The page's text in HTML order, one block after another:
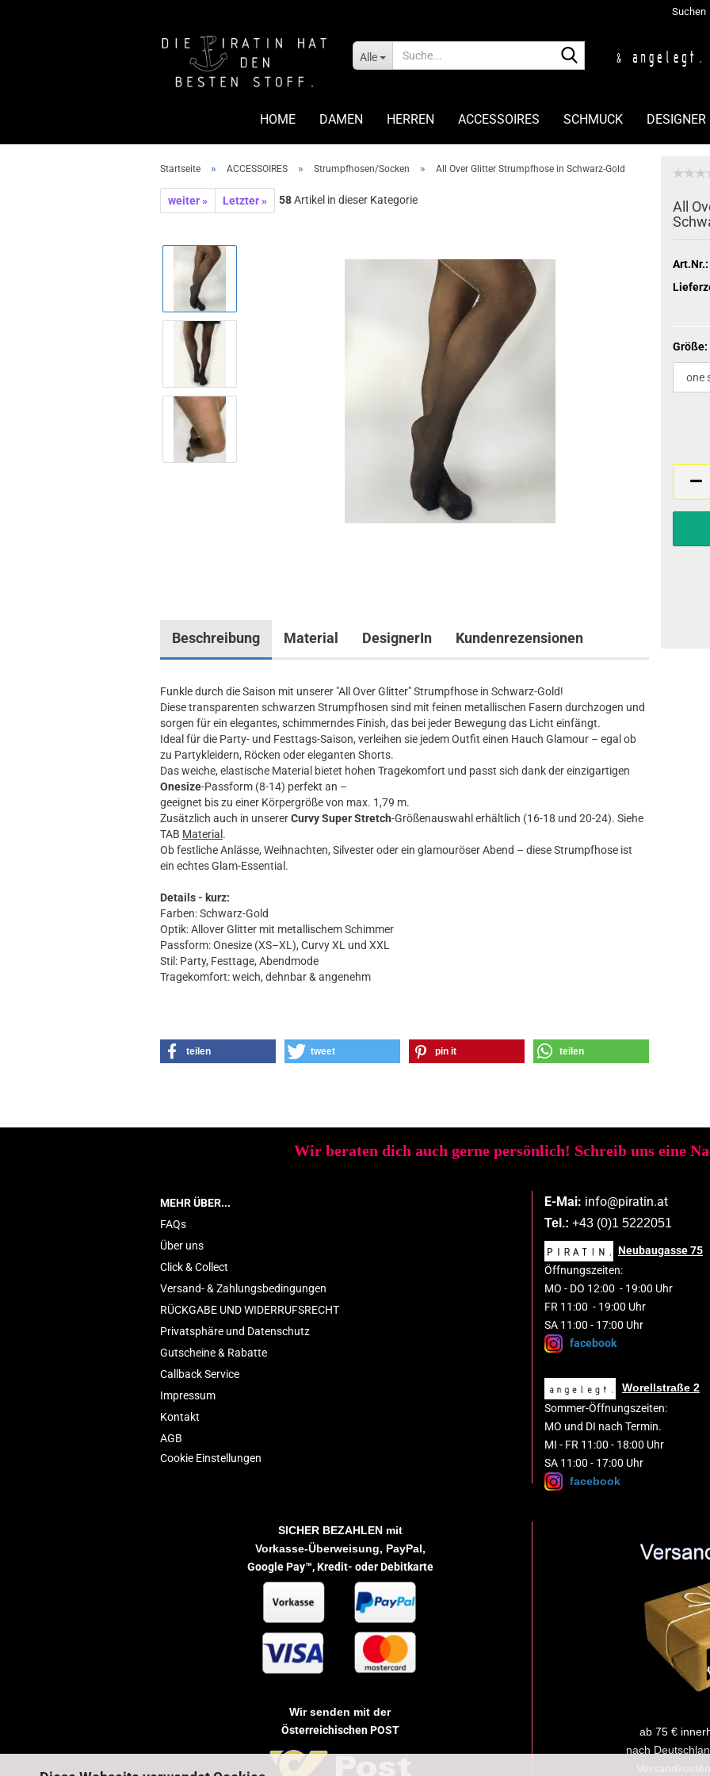
Suchen
Alle
HOME DAMEN HERREN ACCESSOIRES SCHMUCK DESIGNER
Startseite » ACCESSOIRES » Strumpfhosen/Socken » All Over Glitter Strumpfhose in Schwarz-Gold
weiter » Letzter » 58Artikel in dieser Kategorie
All
Art.Nr.:
Größe:
Beschreibung Material DesignerIn Kundenrezensionen
Funkle durch die Saison mit unserer "All Over Glitter" Strumpfhose in Schwarz-Gold!
Diese transparenten schwarzen Strumpfhosen sind mit feinen metallischen Fasern durchzogen und
sorgen für ein elegantes, schimmerndes Finish, das bei jeder Bewegung das Licht einfängt.
Ideal für die Party- und Festtags-Saison, verleihen sie jedem Outfit einen Hauch Glamour – egal ob
zu Partykleidern, Röcken oder eleganten Shorts.
Das weiche, elastische Material bietet hohen Tragekomfort und passt sich dank der einzigartigen
Onesize-Passform (8-14) perfekt an –
geeignet bis zu einer Körpergröße von max. 1,79 m.
Zusätzlich auch in unsererCurvy Super Stretch-Größenauswahl erhältlich (16-18 und 20-24). Siehe
TAB Material .
Ob festliche Anlässe, Weihnachten, Silvester oder ein glamouröser Abend – diese Strumpfhose ist
ein echtes Glam-Essential.
Details - kurz:
Farben: Schwarz-Gold
Optik: Allover Glitter mit metallischem Schimmer
Passform: Onesize (XS–XL), Curvy XL und XXL
Stil: Party, Festtage, Abendmode
Tragekomfort: weich, dehnbar & angenehm
teilen tweet pin it teilen
Wir beraten dich auch gerne persönlich! Schreib uns eine
MEHR ÜBER...
FAQs
Über uns
Click & Collect
Versand- & Zahlungsbedingungen
RÜCKGABE UND WIDERRUFSRECHT
Privatsphäre und Datenschutz
Gutscheine & Rabatte
Callback Service
Impressum
Kontakt
AGB
Cookie Einstellungen
E-Mai: info@piratin.at
Tel.: +43 (0)1 5222051
Neubaugasse75
Öffnungszeiten:
MO - DO 1 2:00 - 19:00 Uhr
FR 11:00 - 19:00 Uhr
SA 11:00 - 17:00 Uhr
facebook
Worellstraße 2
Sommer-Öffnungszeiten:
MO und DI nach Termin.
MI - FR 11:00 - 18:00 Uhr
SA 11:00 - 17:00 Uhr
facebook
SICHER BEZAHLENmit
Vorkasse-Überweisung, PayPal,
Google Pay™,Kredit- oder Debitkarte
Wir senden mit der
Österreichischen POST
ab 75 €
nach